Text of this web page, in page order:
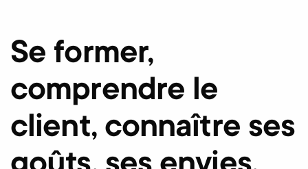
Se former,
comprendre le
client, connaître ses